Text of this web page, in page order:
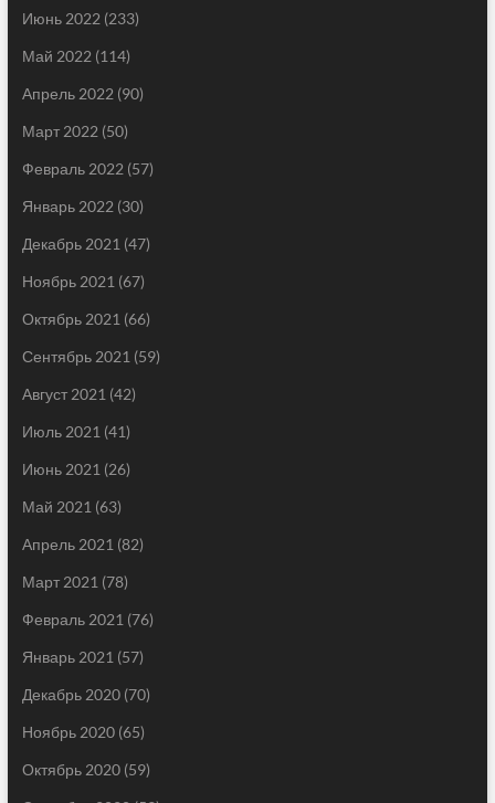
Июнь 2022 (233)
Май 2022 (114)
Апрель 2022 (90)
Март 2022 (50)
Февраль 2022 (57)
Январь 2022 (30)
Декабрь 2021 (47)
Ноябрь 2021 (67)
Октябрь 2021 (66)
Сентябрь 2021 (59)
Август 2021 (42)
Июль 2021 (41)
Июнь 2021 (26)
Май 2021 (63)
Апрель 2021 (82)
Март 2021 (78)
Февраль 2021 (76)
Январь 2021 (57)
Декабрь 2020(70)
Ноябрь 2020(65)
Октябрь 2020(59)